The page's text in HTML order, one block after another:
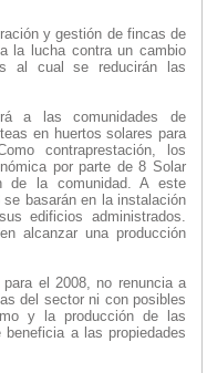
y gestión de fincas de
la lucha contra un cambio
al cual se reducirán las
a las comunidades de
en huertos solares para
contraprestación, los
por parte de 8 Solar
de la comunidad. A este
basarán en la instalación
edificios administrados.
alcanzar una producción
el 2008, no renuncia a
del sector ni con posibles
y la producción de las
a las propiedades